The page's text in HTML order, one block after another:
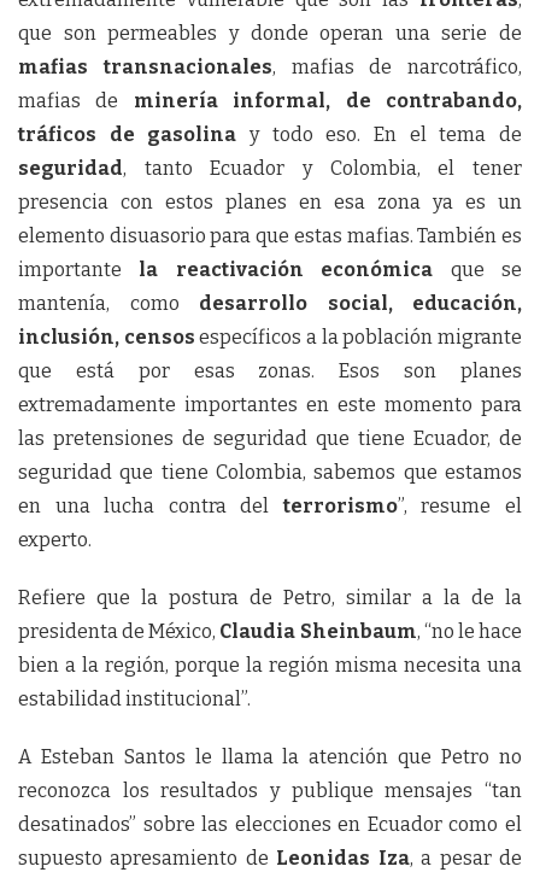
que son permeables y donde operan una serie de
mafias transnacionales, mafias de narcotráfico,
mafias de minería informal, de contrabando,
tráficos de gasolina y todo eso. En el tema de
seguridad, tanto Ecuador y Colombia, el tener
presencia con estos planes en esa zona ya es un
elemento disuasorio para que estas mafias. También es
importante la reactivación económica que se
mantenía, como desarrollo social, educación,
inclusión, censos específicos a la población migrante
que está por esas zonas. Esos son planes
extremadamente importantes en este momento para
las pretensiones de seguridad que tiene Ecuador, de
seguridad que tiene Colombia, sabemos que estamos
en una lucha contra delterrorismo”, resume el
experto.
Refiere que la postura de Petro, similar a la de la
presidenta de México, Claudia Sheinbaum, “no le hace
bien a la región, porque la región misma necesita una
estabilidad institucional”.
A Esteban Santos le llama la atención que Petro no
reconozca los resultados y publique mensajes “tan
desatinados” sobre las elecciones en Ecuador como el
supuesto apresamiento de Leonidas Iza, a pesar de